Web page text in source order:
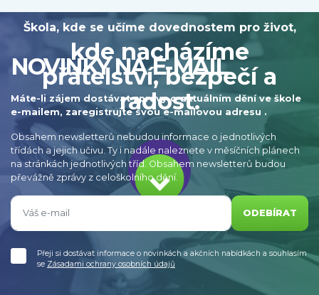
Škola, kde se učíme dovednostem pro život,
kde nacházíme
přátelství, bezpečí a
radost.
NOVINKY NA E-MAIL
Máte-li zájem dostávat zprávy o aktuálním dění ve škole
e-mailem, zaregistrujte svou e-mailovou adresu .
Obsahem newsletterů nebudou informace o jednotlivých
třídách a jejich učivu. Ty i nadále naleznete v měsíčních plánech
na stránkách jednotlivých tříd. Obsahem newsletterů budou
převážně zprávy z celoškolního dění.
ODEBÍRAT
Přeji si dostávat informace o novinkách a akčních nabídkách a souhlasím
se Zásadami ochrany osobních údajů